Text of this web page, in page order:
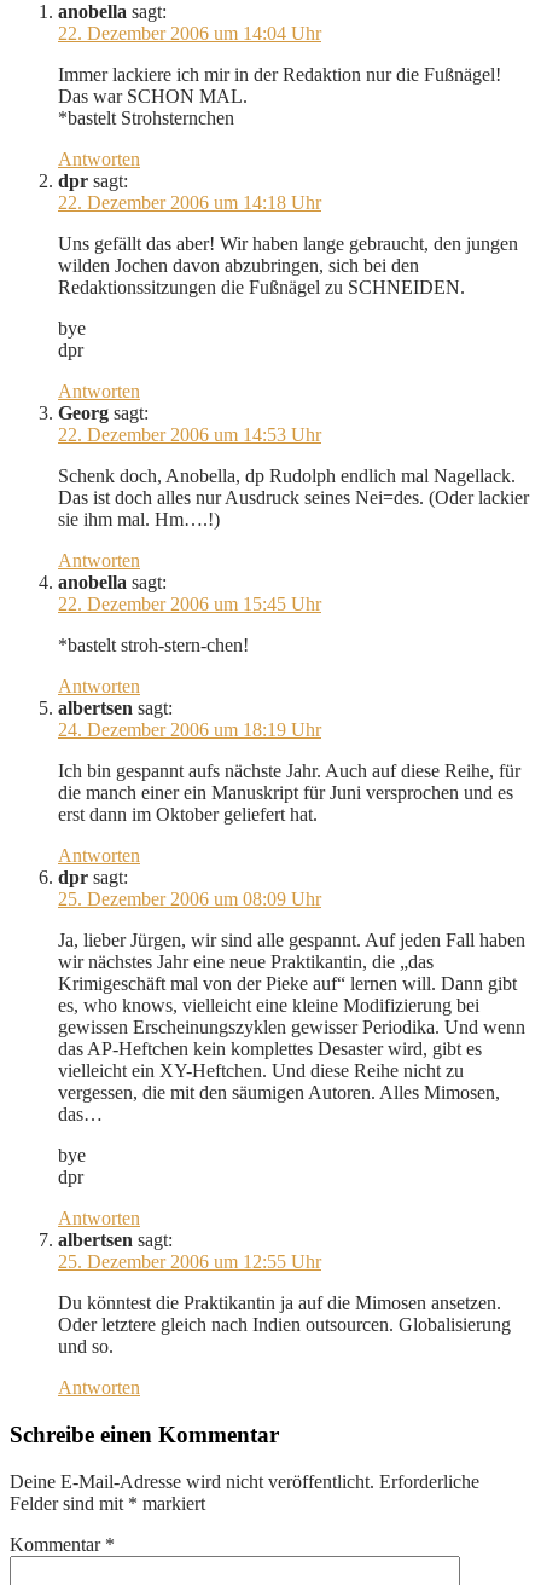
anobella sagt:
22. Dezember 2006 um 14:04 Uhr
Immer lackiere ich mir in der Redaktion nur die Fußnägel!
Das war SCHON MAL.
*bastelt Strohsternchen
Antworten
dpr sagt:
22. Dezember 2006 um 14:18 Uhr
Uns gefällt das aber! Wir haben lange gebraucht, den jungen
wilden Jochen davon abzubringen, sich bei den
Redaktionssitzungen die Fußnägel zu SCHNEIDEN.
bye
dpr
Antworten
Georg sagt:
22. Dezember 2006 um 14:53 Uhr
Schenk doch, Anobella, dp Rudolph endlich mal Nagellack.
Das ist doch alles nur Ausdruck seines Nei=des. (Oder lackier
sie ihm mal. Hm….!)
Antworten
anobella sagt:
22. Dezember 2006 um 15:45 Uhr
*bastelt stroh-stern-chen!
Antworten
albertsen sagt:
24. Dezember 2006 um 18:19 Uhr
Ich bin gespannt aufs nächste Jahr. Auch auf diese Reihe, für
die manch einer ein Manuskript für Juni versprochen und es
erst dann im Oktober geliefert hat.
Antworten
dpr sagt:
25. Dezember 2006 um 08:09 Uhr
Ja, lieber Jürgen, wir sind alle gespannt. Auf jeden Fall haben
wir nächstes Jahr eine neue Praktikantin, die „das
Krimigeschäft mal von der Pieke auf“ lernen will. Dann gibt
es, who knows, vielleicht eine kleine Modifizierung bei
gewissen Erscheinungszyklen gewisser Periodika. Und wenn
das AP-Heftchen kein komplettes Desaster wird, gibt es
vielleicht ein XY-Heftchen. Und diese Reihe nicht zu
vergessen, die mit den säumigen Autoren. Alles Mimosen,
das…
bye
dpr
Antworten
albertsen sagt:
25. Dezember 2006 um 12:55 Uhr
Du könntest die Praktikantin ja auf die Mimosen ansetzen.
Oder letztere gleich nach Indien outsourcen. Globalisierung
und so.
Antworten
Schreibe einen Kommentar
Deine E-Mail-Adresse wird nicht veröffentlicht. Erforderliche
Felder sind mit * markiert
Kommentar *